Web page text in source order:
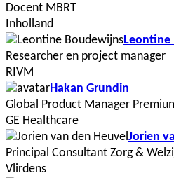
Docent MBRT
Inholland
Leontine
Researcher en project manager
RIVM
Hakan Grundin
Global Product Manager
GE Healthcare
Jorien
Principal Consultant Zorg &
Vlirdens